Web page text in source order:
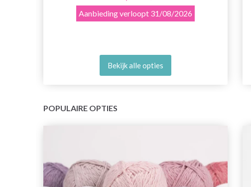
Aanbieding verloopt 31/08/2026
Bekijk alle opties
POPULAIRE OPTIES